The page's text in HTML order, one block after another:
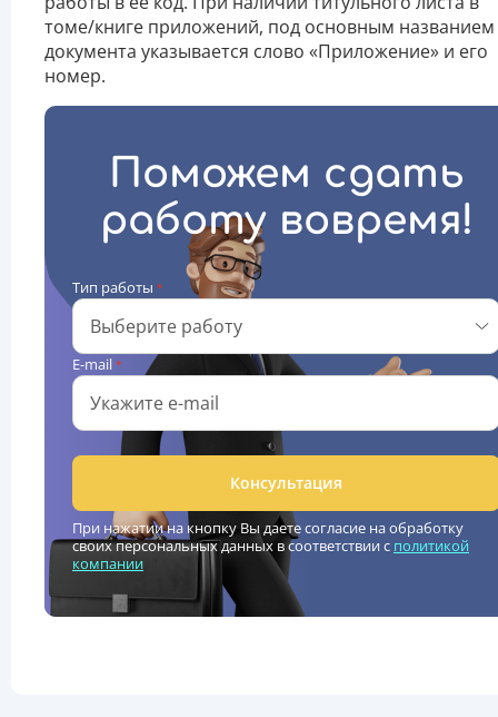
томе/книге приложений, под основным названием
документа указывается слово «Приложение» и его
номер.
Поможем сдать
работу вовремя!
Тип работы *
E-mail *
Консультация
При нажатии на кнопку Вы даете согласие на обработку
своих персональных данных в соответствии с политикой
компании